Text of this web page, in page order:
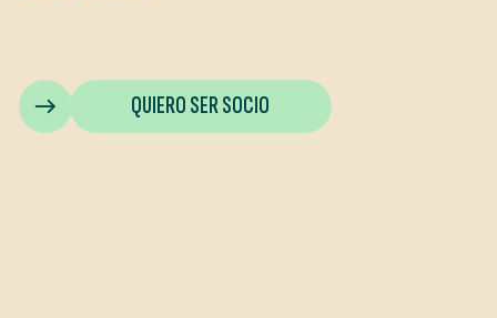
QUIERO SER SOCIO